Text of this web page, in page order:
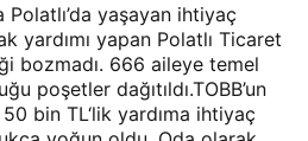
Yardımı
Polatlı’da yaşayan ihtiyaç
yardımı yapan Polatlı Ticaret
bozmadı. 666 aileye temel
poşetler dağıtıldı.TOBB’un
bin TL‘lik yardıma ihtiyaç